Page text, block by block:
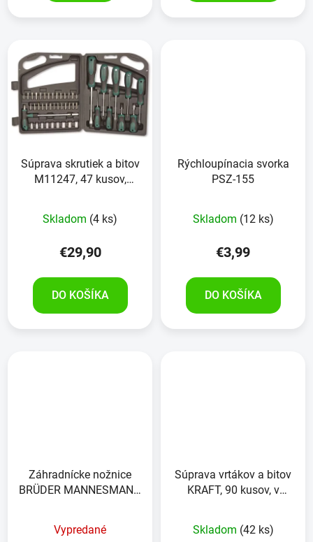
Súprava skrutiek a bitov
M11247, 47 kusov,
Skladom (4 ks)
€29,90
DO KOŠÍKA
Rýchloupínacia svorka
PSZ-155
Skladom (12 ks)
€3,99
DO KOŠÍKA
Záhradnícke nožnice
BRÜDER MANNESMANN
Vypredané
Súprava vrtákov a bitov
KRAFT, 90 kusov, v
Skladom (42 ks)